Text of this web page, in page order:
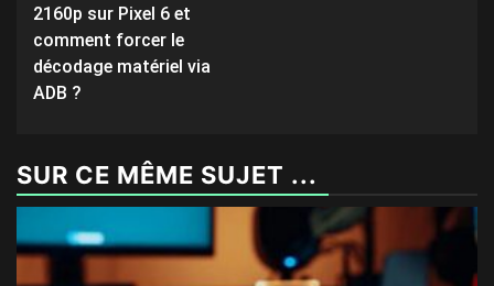
2160p sur Pixel 6 et
comment forcer le
décodage matériel via
ADB ?
SUR CE MÊME SUJET ...